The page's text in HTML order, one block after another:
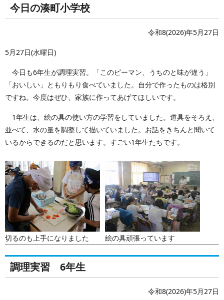
今日の湊町小学校
令和8(2026)年5月27日
5月27日(水曜日)
今日も6年生が調理実習。「このピーマン、うちのと味が違う」
「おいしい」ともりもり食べていました。自分で作ったものは格別
ですね。今度はぜひ、家族に作ってあげてほしいです。
1年生は、絵の具の使い方の学習をしていました。道具をそろえ、
並べて、水の量を調整して描いていました。お話をきちんと聞いて
いるからできるのだと思います。すごい1年生たちです。
切るのも上手になりました 絵の具頑張っています
調理実習 6年生
令和8(2026)年5月27日